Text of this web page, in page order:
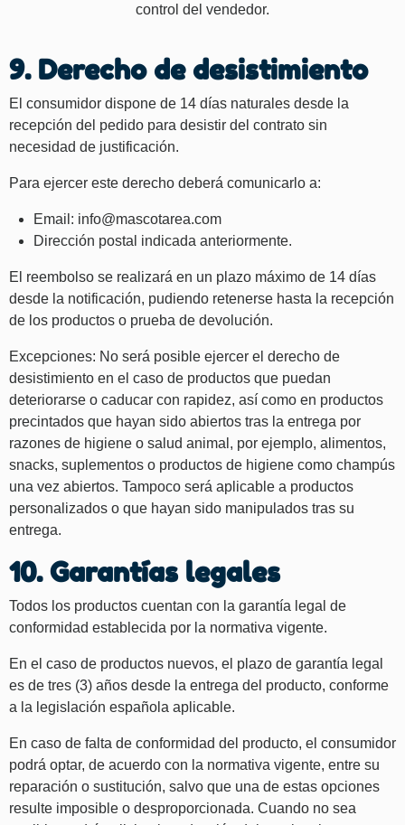
control del vendedor.
9. Derecho de desistimiento
El consumidor dispone de 14 días naturales desde la
recepción del pedido para desistir del contrato sin
necesidad de justificación.
Para ejercer este derecho deberá comunicarlo a:
Email: info@mascotarea.com
Dirección postal indicada anteriormente.
El reembolso se realizará en un plazo máximo de 14 días
desde la notificación, pudiendo retenerse hasta la recepción
de los productos o prueba de devolución.
Excepciones: No será posible ejercer el derecho de
desistimiento en el caso de productos que puedan
deteriorarse o caducar con rapidez, así como en productos
precintados que hayan sido abiertos tras la entrega por
razones de higiene o salud animal, por ejemplo, alimentos,
snacks, suplementos o productos de higiene como champús
una vez abiertos. Tampoco será aplicable a productos
personalizados o que hayan sido manipulados tras su
entrega.
10. Garantías legales
Todos los productos cuentan con la garantía legal de
conformidad establecida por la normativa vigente.
En el caso de productos nuevos, el plazo de garantía legal
es de tres (3) años desde la entrega del producto, conforme
a la legislación española aplicable.
En caso de falta de conformidad del producto, el consumidor
podrá optar, de acuerdo con la normativa vigente, entre su
reparación o sustitución, salvo que una de estas opciones
resulte imposible o desproporcionada. Cuando no sea